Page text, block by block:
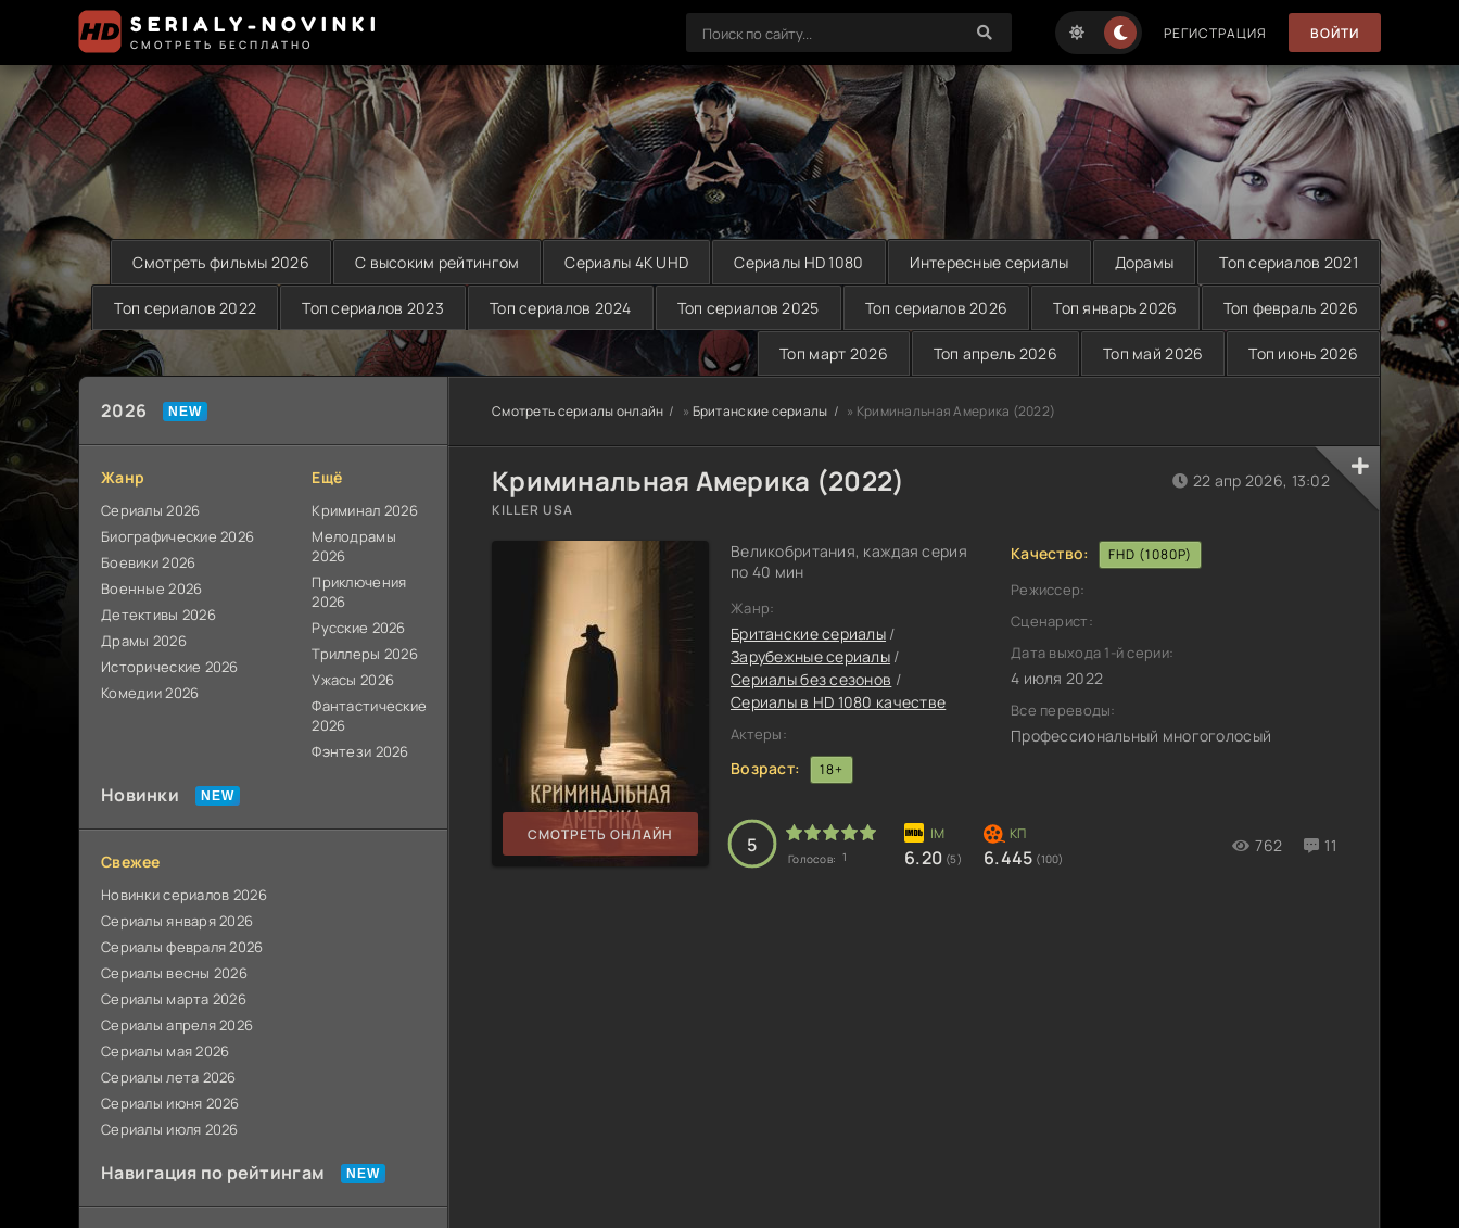
SERIALY-NOVINKI
СМОТРЕТЬ БЕСПЛАТНО
РЕГИСТРАЦИЯ ВОЙТИ
Смотреть фильмы 2026 С высоким рейтингом Сериалы 4K UHD Сериалы HD 1080 Интересные сериалы Дорамы Топ сериалов 2021
Топ сериалов 2022 Топ сериалов 2023 Топ сериалов 2024 Топ сериалов 2025 Топ сериалов 2026 Топ январь 2026 Топ февраль 2026
Топ март 2026 Топ апрель 2026 Топ май 2026 Топ июнь 2026
2026
Жанр
Сериалы 2026
Биографические 2026
Боевики 2026
Военные 2026
Детективы 2026
Драмы 2026
Исторические 2026
Комедии 2026
Ещё
Криминал 2026
Мелодрамы
2026
Приключения
2026
Русские 2026
Триллеры 2026
Ужасы 2026
Фантастические
2026
Фэнтези 2026
Новинки
Свежее
Новинки сериалов 2026
Сериалы января 2026
Сериалы февраля 2026
Сериалы весны 2026
Сериалы марта 2026
Сериалы апреля 2026
Сериалы мая 2026
Сериалы лета 2026
Сериалы июня 2026
Сериалы июля 2026
Навигация по рейтингам
Смотреть сериалы онлайн » Британские сериалы » Криминальная Америка (2022)
Криминальная Америка (2022)
KILLER USA
СМОТРЕТЬ ОНЛАЙН
Великобритания, каждая серия
по 40 мин
Жанр:
Британские сериалы /
Зарубежные сериалы /
Сериалы без сезонов /
Сериалы в HD 1080 качестве
Актеры:
Возраст: 18+
5
Голосов: 1 6.20 (5) 6.445 (100)
762 11
22 апр 2026, 13:02
Качество: FHD (1080P)
Режиссер:
Сценарист:
Дата выхода 1-й серии:
4 июля 2022
Все переводы:
Профессиональный многоголосый